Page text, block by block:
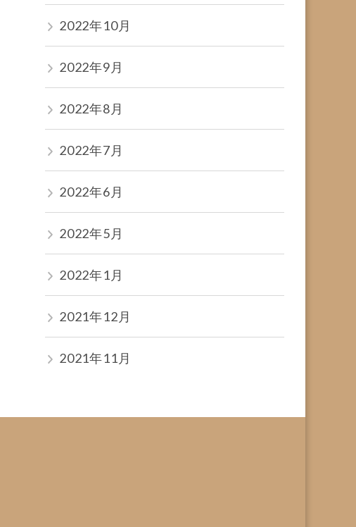
2022年10月
2022年9月
2022年8月
2022年7月
2022年6月
2022年5月
2022年1月
2021年12月
2021年11月